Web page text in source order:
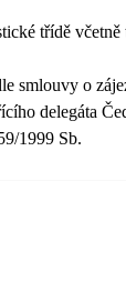
třídě včetně
smlouvy o
delegáta
1999 Sb.